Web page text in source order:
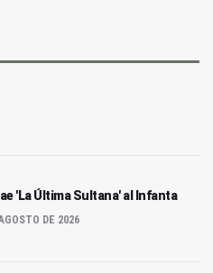
'La Última Sultana' al Infanta
DE 2026